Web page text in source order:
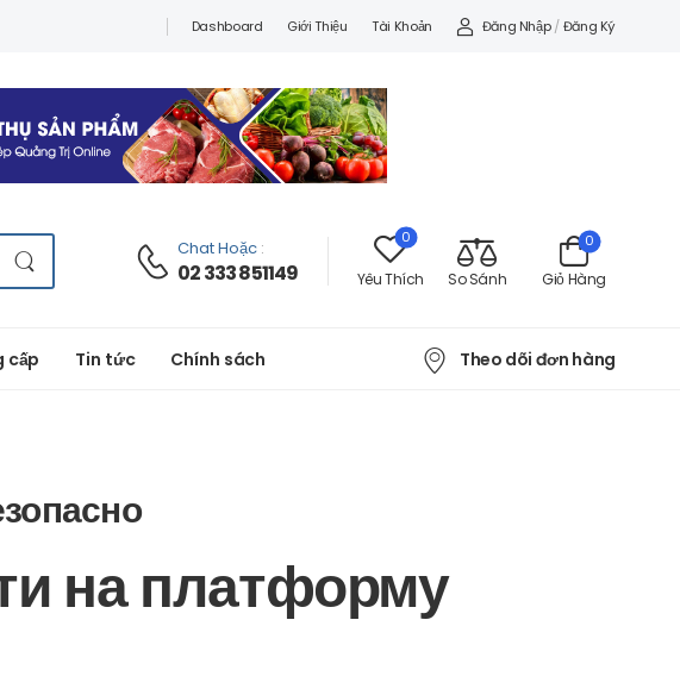
Dashboard Giới Thiệu Tài Khoản Đăng Nhập / Đăng Ký
Chat Hoặc :
02 333 851149
0
Yêu Thích So Sánh Giỏ Hàng
0
cấp Tin tức Chính sách Theo dõi đơn hàng
на платформу